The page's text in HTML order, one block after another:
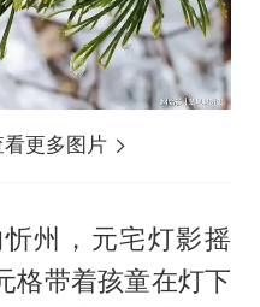
更多图片
州，元宅灯影摇
格带着孩童在灯下